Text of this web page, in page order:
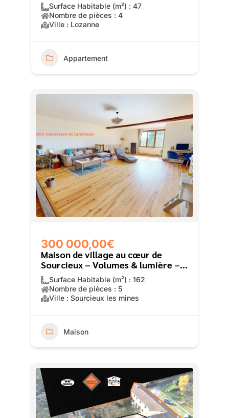
Surface Habitable (m²) : 47
Nombre de pièces : 4
Ville : Lozanne
Appartement
300 000,00€
Maison de village au cœur de
Sourcieux – Volumes & lumière –
162m2 – 3 chambres – garage
Surface Habitable (m²) : 162
Nombre de pièces : 5
Ville : Sourcieux les mines
Maison